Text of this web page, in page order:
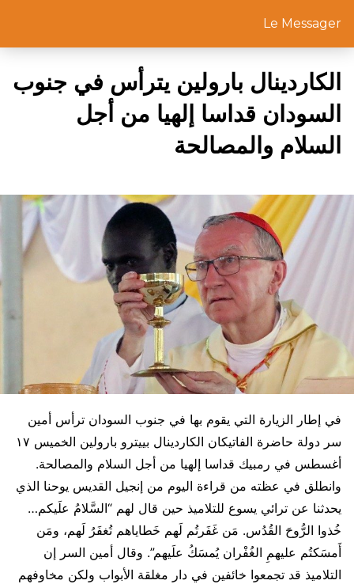
Le Messager
الكاردينال بارولين يترأس في جنوب
السودان قداسا إلهيا من أجل
السلام والمصالحة
في إطار الزيارة التي يقوم بها في جنوب السودان ترأس أمين
سر دولة حاضرة الفاتيكان الكاردينال بييترو بارولين الخميس ١٧
أغسطس في رمبيك قداسا إلهيا من أجل السلام والمصالحة.
وانطلق في عظته من قراءة اليوم من إنجيل القديس يوحنا الذي
يحدثنا عن ترائي يسوع للتلاميذ حين قال لهم “السَّلامُ علَيكم…
خُذوا الرُّوحَ القُدُس. مَن غَفَرتُم لَهم خَطاياهم تُغفَرُ لَهم، ومَن
أَمسَكتُم عليهمِ الغُفْران يُمسَكُ علَيهم”. وقال أمين السر إن
التلاميذ قد تجمعوا خائفين في دار مغلقة الأبواب ولكن مخاوفهم